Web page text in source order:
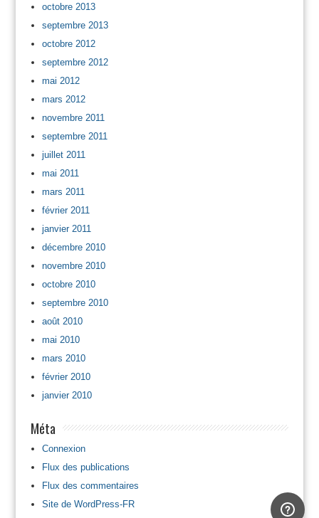
octobre 2013
septembre 2013
octobre 2012
septembre 2012
mai 2012
mars 2012
novembre 2011
septembre 2011
juillet 2011
mai 2011
mars 2011
février 2011
janvier 2011
décembre 2010
novembre 2010
octobre 2010
septembre 2010
août 2010
mai 2010
mars 2010
février 2010
janvier 2010
Méta
Connexion
Flux des publications
Flux des commentaires
Site de WordPress-FR